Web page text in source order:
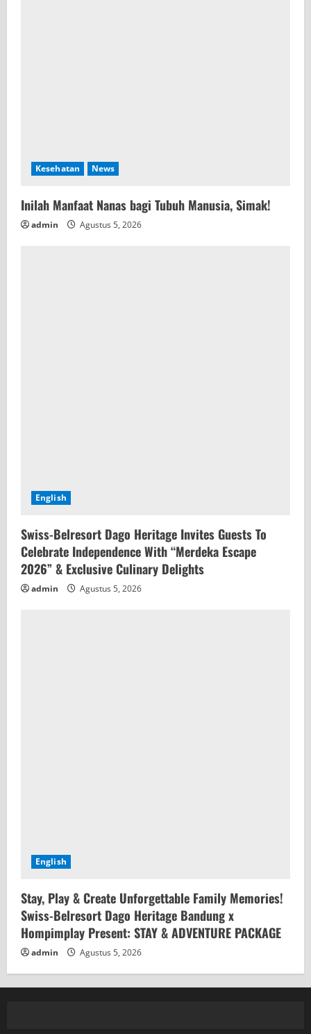
Kesehatan News
Inilah Manfaat Nanas bagi Tubuh Manusia, Simak!
admin Agustus 5, 2026
English
Swiss-Belresort Dago Heritage Invites Guests To
Celebrate Independence With “Merdeka Escape
2026” & Exclusive Culinary Delights
admin Agustus 5, 2026
English
Stay, Play & Create Unforgettable Family Memories!
Swiss-Belresort Dago Heritage Bandung x
Hompimplay Present: STAY & ADVENTURE PACKAGE
admin Agustus 5, 2026